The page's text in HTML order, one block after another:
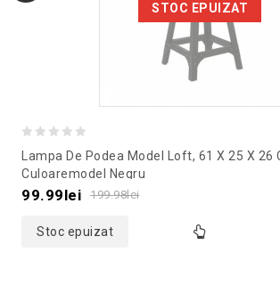
STOC EPUIZAT
out
of
Lampa De Podea Model Loft, 61 X 25 X 26
Culoaremodel Negru
199.98lei
99.99lei
Stoc epuizat